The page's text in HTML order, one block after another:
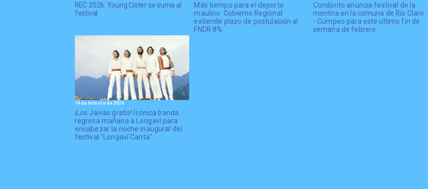
REC 2026: Young Cister se suma al
festival
Más tiempo para el deporte
maulino: Gobierno Regional
extiende plazo de postulación al
FNDR 8%
Condorito anuncia festival de la
mentira en la comuna de Rio Claro
- Cumpeo para este ultimo fin de
semana de febrero
¡Los Jaivas gratis! Icónica banda
regresa mañana a Longaví para
encabezar la noche inaugural del
festival "Longaví Canta"
19 de febrero de 2026